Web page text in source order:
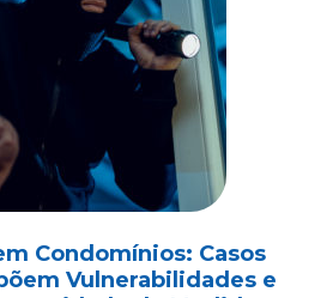
Condomínios: Casos
Vulnerabilidades e
de Medidas
anos causa prejuízo de R$ 30
adolescente de 17 anos que
mais... Saiba mais!